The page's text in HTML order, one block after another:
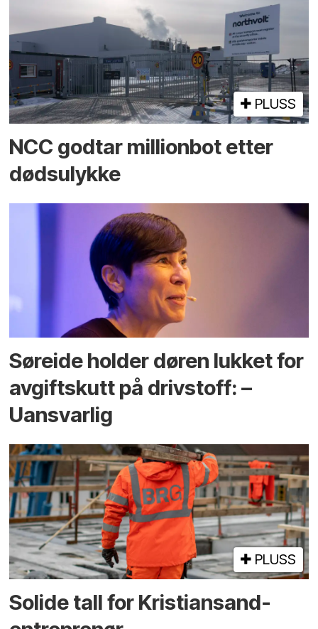
PLUSS
NCC godtar millionbot etter
dødsulykke
Søreide holder døren lukket for
avgiftskutt på drivstoff: –
Uansvarlig
PLUSS
Solide tall for Kristiansand-